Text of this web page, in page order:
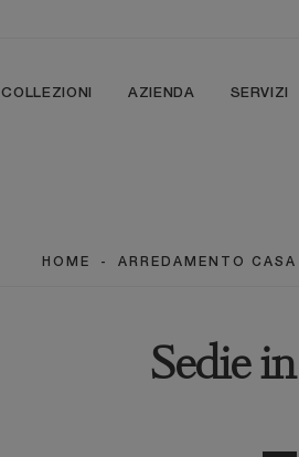
COLLEZIONI AZIENDA SERVIZI
HOME - ARREDAMENTO CASA
Sedie